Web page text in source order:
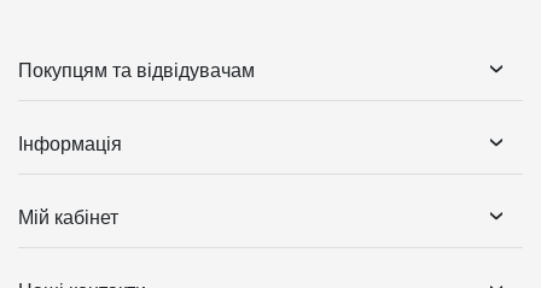
Покупцям та відвідувачам
Інформація
Мій кабінет